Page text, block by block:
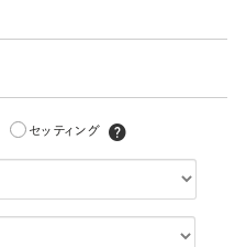
プロポーズにおすすめ
セッティング